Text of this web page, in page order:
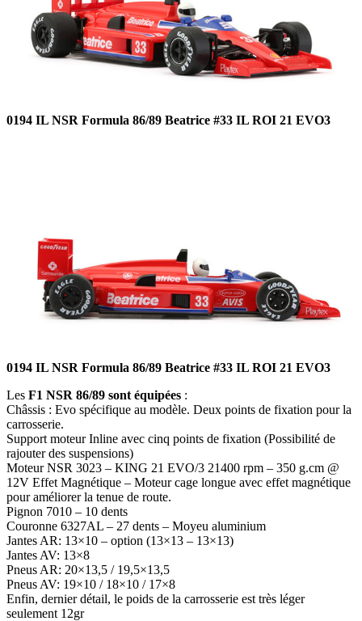
0194 IL NSR Formula 86/89 Beatrice #33 IL ROI 21 EVO3
0194 IL NSR Formula 86/89 Beatrice #33 IL ROI 21 EVO3
Les F1 NSR 86/89 sont équipées :
Châssis : Evo spécifique au modèle. Deux points de fixation pour la
carrosserie.
Support moteur Inline avec cinq points de fixation (Possibilité de
rajouter des suspensions)
Moteur NSR 3023 – KING 21 EVO/3 21400 rpm – 350 g.cm @
12V Effet Magnétique – Moteur cage longue avec effet magnétique
pour améliorer la tenue de route.
Pignon 7010 – 10 dents
Couronne 6327AL – 27 dents – Moyeu aluminium
Jantes AR: 13×10 – option (13×13 – 13×13)
Jantes AV: 13×8
Pneus AR: 20×13,5 / 19,5×13,5
Pneus AV: 19×10 / 18×10 / 17×8
Enfin, dernier détail, le poids de la carrosserie est très léger
seulement 12gr